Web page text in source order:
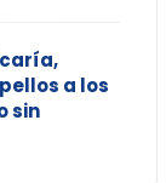
a los
sin